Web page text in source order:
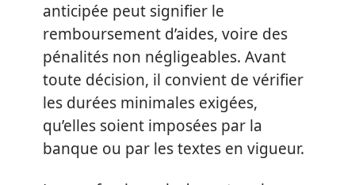
anticipée peut signifier le
remboursement d’aides, voire des
pénalités non négligeables. Avant
toute décision, il convient de vérifier
les durées minimales exigées,
qu’elles soient imposées par la
banque ou par les textes en vigueur.